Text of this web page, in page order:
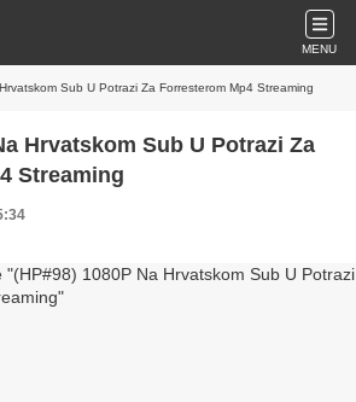
MENU
Sub U Potrazi Za Forresterom Mp4 Streaming
Hrvatskom Sub U Potrazi Za
Streaming